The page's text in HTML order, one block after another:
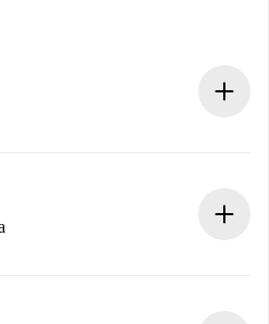
necessárias